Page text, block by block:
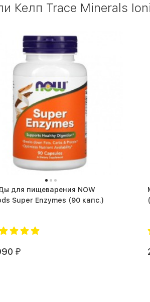
Келп Trace Minerals
для пищеварения NOW
Foods Super Enzymes (90 капс.)
₽